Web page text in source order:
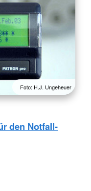
Foto: H.J. Ungeheuer
den Notfall-